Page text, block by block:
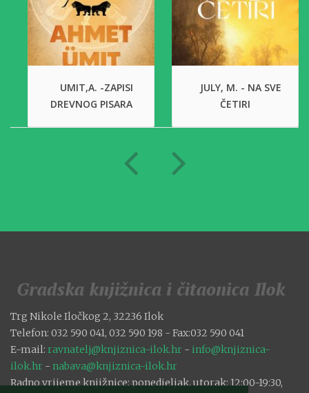
UMIT,A. -ZAPISI
DREVNOG PISARA
JULY, M. - NA SVE
ČETIRI
Trg Nikole Iločkog 2, 32236 Ilok
Telefon: 032 590 041, 032 590 198 - Fax:032 590 041
E-mail: ravnatelj@knjiznica-ilok.hr - info@knjiznica-
ilok.hr - nabava@knjiznica-ilok.hr
Radno vrijeme knjižnice: ponedjeljak, utorak: 12:00-19:30,